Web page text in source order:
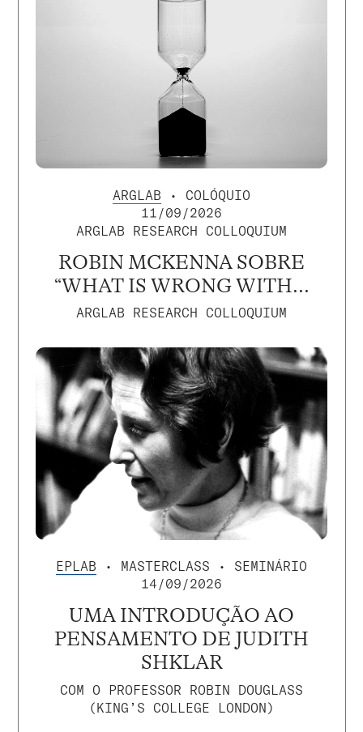
ARGLAB • COLÓQUIO
11/09/2026
ARGLAB RESEARCH COLLOQUIUM
ROBIN MCKENNA SOBRE
“WHAT IS WRONG WITH...
ARGLAB RESEARCH COLLOQUIUM
EPLAB • MASTERCLASS • SEMINÁRIO
14/09/2026
UMA INTRODUÇÃO AO
PENSAMENTO DE JUDITH
SHKLAR
COM O PROFESSOR ROBIN DOUGLASS
(KING’S COLLEGE LONDON)